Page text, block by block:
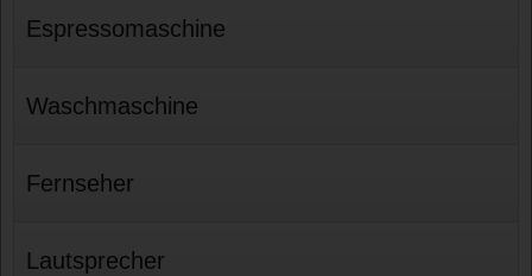
Espressomaschine
Waschmaschine
Fernseher
Lautsprecher